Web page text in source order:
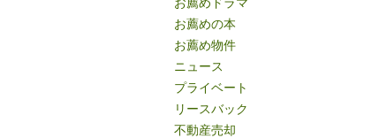
お薦めの本
お薦め物件
ニュース
プライベート
リースバック
不動産売却